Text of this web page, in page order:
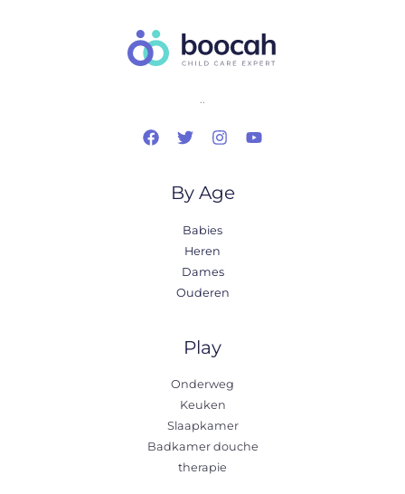
..
By Age
Babies
Heren
Dames
Ouderen
Play
Onderweg
Keuken
Slaapkamer
Badkamer douche
therapie